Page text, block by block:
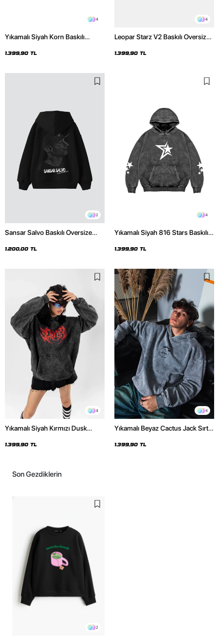
4
Yıkamalı Siyah Korn Baskılı
1.399,90 TL
4
Leopar Starz V2 Baskılı Oversize
Hoodie
1.399,90 TL
2
Sansar Salvo Baskılı Oversize
1.200,00 TL
4
Yıkamalı Siyah 816 Stars Baskılı
1.399,90 TL
4
Yıkamalı Siyah Kırmızı Dusk
1.399,90 TL
4
Yıkamalı Beyaz Cactus Jack Sırt
1.399,90 TL
Son Gezdiklerin
2